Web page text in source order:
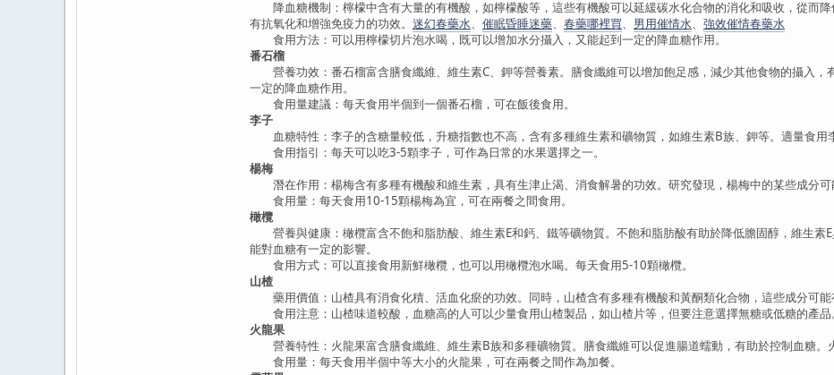
降血糖機制：檸檬中含有大量的有機酸，如檸檬酸等，這些有機酸可以延緩碳水化合物的消化和吸收，從而
有抗氧化和增強免疫力的功效。 迷幻春藥水 催眠昏睡迷藥 春藥哪裡買 男用催情水
強效催情春藥水
食用方法：可以用檸檬切片泡水喝，既可以增加水分攝入，又能起到一定的降血糖作用。
番石榴
營養功效：番石榴富含膳食纖維、維生素C、鉀等營養素。膳食纖維可以增加飽足感，減少其他食物的攝入，
一定的降血糖作用。
食用量建議：每天食用半個到一個番石榴，可在飯後食用。
李子
血糖特性：李子的含糖量較低，升糖指數也不高，含有多種維生素和礦物質，如維生素B族、鉀等。適量食用
食用指引：每天可以吃3-5顆李子，可作為日常的水果選擇之一。
楊梅
潛在作用：楊梅含有多種有機酸和維生素，具有生津止渴、消食解暑的功效。研究發現，楊梅中的某些成分可
食用量：每天食用10-15顆楊梅為宜，可在兩餐之間食用。
橄欖
營養與健康：橄欖富含不飽和脂肪酸、維生素E和鈣、鐵等礦物質。不飽和脂肪酸有助於降低膽固醇，維生素
能對血糖有一定的影響。
食用方式：可以直接食用新鮮橄欖，也可以用橄欖泡水喝。每天食用5-10顆橄欖。
山楂
藥用價值：山楂具有消食化積、活血化瘀的功效。同時，山楂含有多種有機酸和黃酮類化合物，這些成分可能
食用注意：山楂味道較酸，血糖高的人可以少量食用山楂製品，如山楂片等，但要注意選擇無糖或低糖的產品
火龍果
營養特性：火龍果富含膳食纖維、維生素B族和多種礦物質。膳食纖維可以促進腸道蠕動，有助於控制血糖。
食用量：每天食用半個中等大小的火龍果，可在兩餐之間作為加餐。